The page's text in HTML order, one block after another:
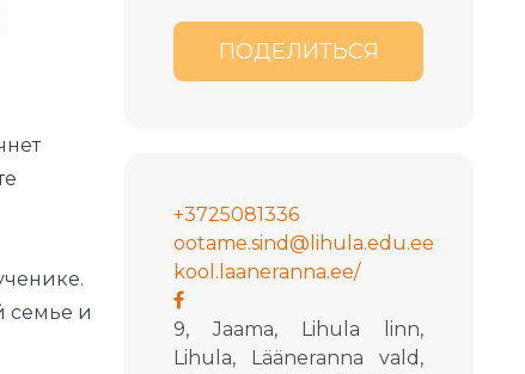
семье и
ПОДЕЛИТЬСЯ
+3725081336
ootame.sind@lihula.edu.ee
kool.laaneranna.ee/
9, Jaama, Lihula linn,
Lihula, Lääneranna vald,